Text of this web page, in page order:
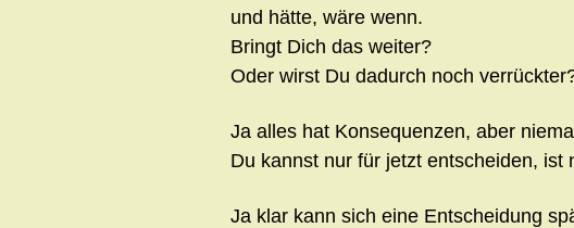
und hätte, wäre wenn.
Bringt Dich das weiter?
Oder wirst Du dadurch noch
Ja alles hat Konsequenzen, aber
Du kannst nur für jetzt entscheiden, ist
Ja klar kann sich eine Entscheidung